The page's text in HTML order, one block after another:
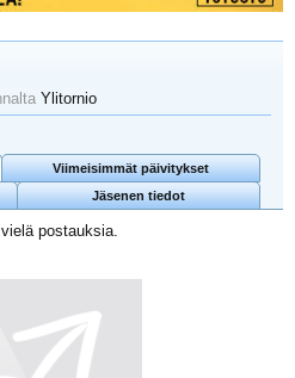
Ylitornio
Viimeisimmät päivitykset
Jäsenen tiedot
postauksia.